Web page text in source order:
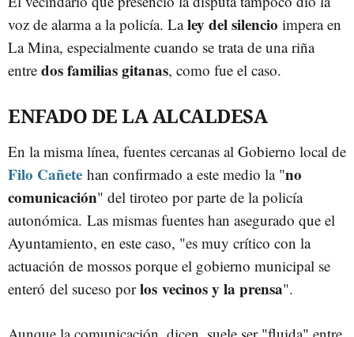
voz de alarma a la policía. Laley del silencio impera en
La Mina, especialmente cuando se trata de una riña
entre dos familias gitanas, como fue el caso.
ENFADO DE LA ALCALDESA
En la misma línea, fuentes cercanas al Gobierno local de
Filo Cañete han confirmado a este medio la "no
comunicación" del tiroteo por parte de la policía
autonómica. Las mismas fuentes han asegurado que el
Ayuntamiento, en este caso, "es muy crítico con la
actuación de mossos porque el gobierno municipal se
enteró del suceso porlos vecinos y la prensa".